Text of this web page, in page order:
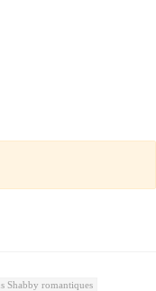
Shabby romantiques